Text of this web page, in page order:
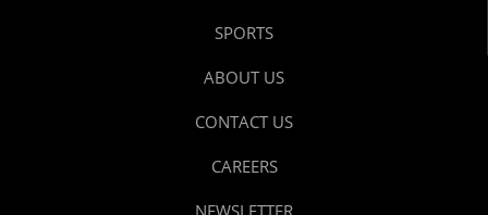
SPORTS
ABOUT US
CONTACT US
CAREERS
NEWSLETTER